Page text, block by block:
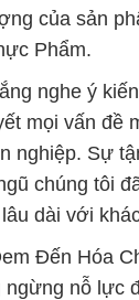
của sản
Phẩm.
nghe ý
mọi vấn đề
nghiệp. Sự
chúng tôi
dài với
Đến Hóa
ngừng nỗ lực